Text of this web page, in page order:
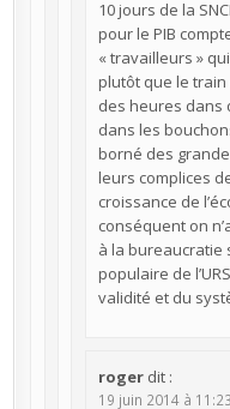
10 jours de la
pour le PIB
« travailleurs »
plutôt que le train
des heures dans
dans les
borné des
leurs complices
croissance de
conséquent on
à la bureaucratie
populaire de
validité et du
roger dit :
19 juin 2014 à 11:23